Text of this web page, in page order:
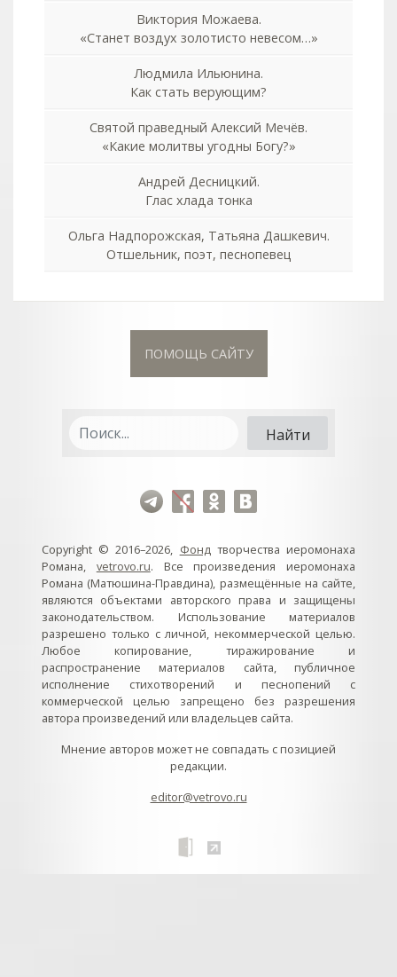
Виктория Можаева.
«Станет воздух золотисто невесом…»
Людмила Ильюнина.
Как стать верующим?
Святой праведный Алексий Мечёв.
«Какие молитвы угодны Богу?»
Андрей Десницкий.
Глас хлада тонка
Ольга Надпорожская, Татьяна Дашкевич.
Отшельник, поэт, песнопевец
ПОМОЩЬ САЙТУ
Copyright © 2016–2026, Фондтворчества иеромонаха
Романа, vetrovo.ru. Все произведения иеромонаха
Романа (Матюшина-Правдина), размещённые на сайте,
являются объектами авторского права и защищены
законодательством. Использование материалов
разрешено только с личной, некоммерческой целью.
Любое копирование, тиражирование и
распространение материалов сайта, публичное
исполнение стихотворений и песнопений с
коммерческой целью запрещено без разрешения
автора произведений или владельцев сайта.
Мнение авторов может не совпадать с позицией
редакции.
editor@vetrovo.ru